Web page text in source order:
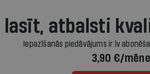
lasīt, atbalsti
Iepazīšanās piedāvājums ir.lv
3,90 €/